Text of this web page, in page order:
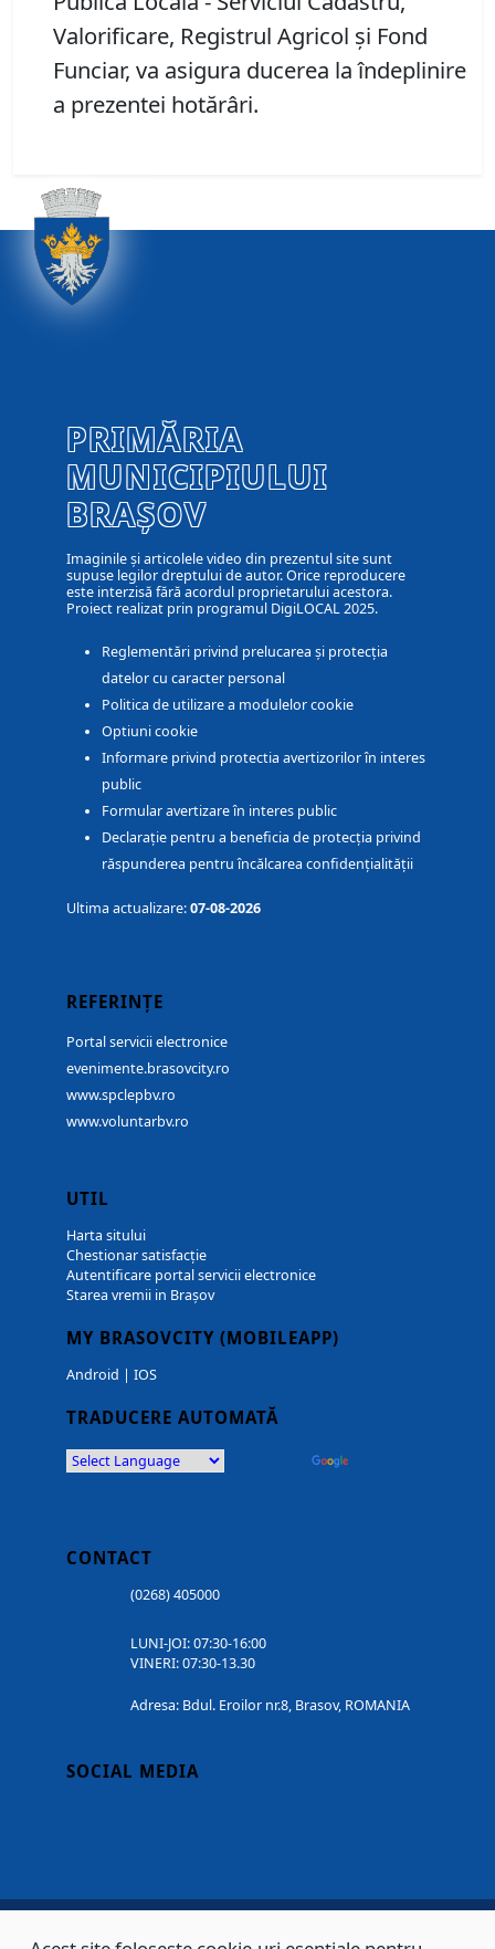
Valorificare, Registrul Agricol și Fond
Funciar, va asigura ducerea la îndeplinire
a prezentei hotărâri.
PRIMĂRIA
MUNICIPIULUI
BRAȘOV
Imaginile și articolele video din prezentul site sunt
supuse legilor dreptului de autor. Orice reproducere
este interzisă fără acordul proprietarului acestora.
Proiect realizat prin programul DigiLOCAL 2025.
Reglementări privind prelucarea și protecția
datelor cu caracter personal
Politica de utilizare a modulelor cookie
Optiuni cookie
Informare privind protectia avertizorilor în interes
public
Formular avertizare în interes public
Declarație pentru a beneficia de protecția privind
răspunderea pentru încălcarea confidențialității
Ultima actualizare:07-08-2026
REFERINȚE
Portal servicii electronice
evenimente.brasovcity.ro
www.spclepbv.ro
www.voluntarbv.ro
UTIL
Harta sitului
Chestionar satisfacție
Autentificare portal servicii electronice
Starea vremii in Brașov
MY BRASOVCITY (MOBILEAPP)
Android | IOS
TRADUCERE AUTOMATĂ
CONTACT
(0268) 405000
LUNI-JOI: 07:30-16:00
VINERI: 07:30-13.30
Adresa: Bdul. Eroilor nr.8, Brasov, ROMANIA
SOCIAL MEDIA